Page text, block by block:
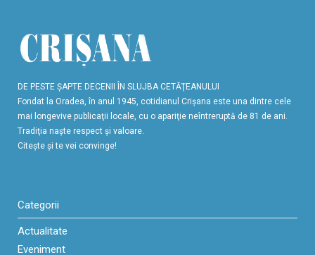
DE PESTE ŞAPTE DECENII ÎN SLUJBA CETĂŢEANULUI
Fondat la Oradea, în anul 1945, cotidianul Crişana este una dintre cele
mai longevive publicaţii locale, cu o apariţie neîntreruptă de 81 de ani.
Tradiţia naşte respect şi valoare.
Citeşte şi te vei convinge!
Categorii
Actualitate
Eveniment